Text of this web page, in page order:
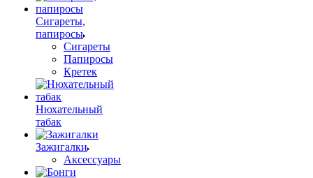
Сигареты,
папиросы
Сигареты
Папиросы
Кретек
Нюхательный
табак
Зажигалки
Аксессуары